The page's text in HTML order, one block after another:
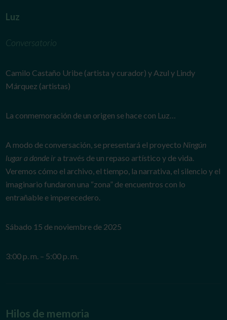
Luz
Conversatorio
Camilo Castaño Uribe (artista y curador) y Azul y Lindy
Márquez (artistas)
La conmemoración de un origen se hace con Luz…
A modo de conversación, se presentará el proyecto Ningún
lugar a donde ir a través de un repaso artístico y de vida.
Veremos cómo el archivo, el tiempo, la narrativa, el silencio y el
imaginario fundaron una “zona” de encuentros con lo
entrañable e imperecedero.
Sábado 15 de noviembre de 2025
3:00 p. m. – 5:00 p. m.
Hilos de memoria